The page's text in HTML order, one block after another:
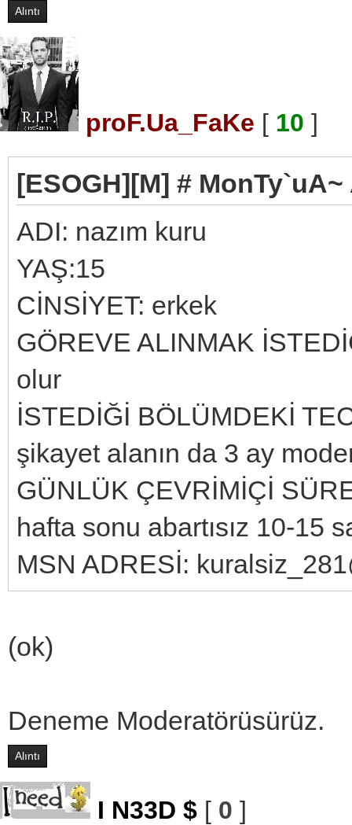
Alıntı
proF.Ua_FaKe [ 10 ]
[ESOGH][M] # MonTy`uA~
ADI: nazım kuru
YAŞ:15
CİNSİYET: erkek
GÖREVE ALINMAK
olur
İSTEDİĞİ BÖLÜMDEKİ
şikayet alanın da 3 ay
GÜNLÜK ÇEVRİMİÇİ
hafta sonu abartısız 10-15
MSN ADRESİ:
(ok)
Deneme Moderatörüsürüz.
Alıntı
I N33D $ [ 0 ]